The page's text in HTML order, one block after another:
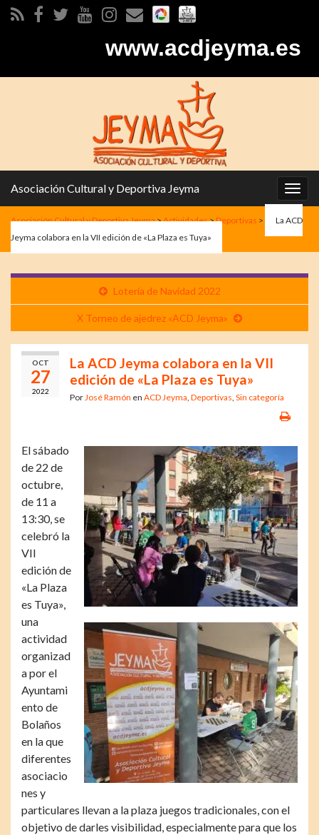
www.acdjeyma.es
la
Asociación Cultural y Deportiva Jeyma
Asociación Cultural y Deportiva Jeyma>Actividades>Deportivas >
La ACD
Jeyma colabora en la VII edición de «La Plaza es Tuya»
Lotería de Navidad 2022
X Torneo de ajedrez «ACD Jeyma»
OCT
27
2022
La ACD Jeyma colabora en la VII
edición de «La Plaza es Tuya»
Por José Ramón en ACD Jeyma Deportivas Sin categoría
El sábado
de 22 de
octubre,
de 11 a
13:30, se
celebró la
VII
edición de
«La Plaza
es Tuya»,
una
actividad
organizad
a por el
Ayuntami
ento de
Bolaños
en la que
diferentes
asociacio
nes y
particulares llevan a la plaza juegos tradicionales, con el
objetivo de darles visibilidad, especialmente para que los